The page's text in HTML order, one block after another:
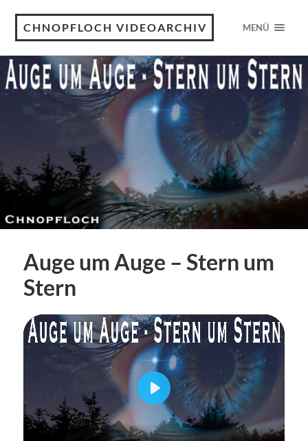
CHNOPFLOCH VIDEOARCHIV MENÜ
Auge um Auge – Stern um
Stern
Abspielen